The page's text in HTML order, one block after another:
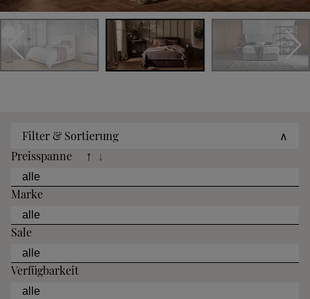
Filter & Sortierung
∧
Preisspanne
↑ ↓
Marke
Sale
Verfügbarkeit